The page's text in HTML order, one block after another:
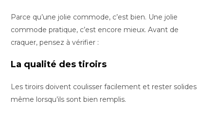
Parce qu’une jolie commode, c’est bien. Une jolie
commode pratique, c’est encore mieux. Avant de
craquer, pensez à vérifier :
La qualité des tiroirs
Les tiroirs doivent coulisser facilement et rester solides
même lorsqu’ils sont bien remplis.